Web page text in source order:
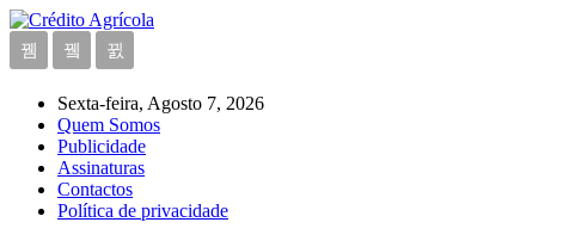
Sexta-feira, Agosto 7, 2026
Quem Somos
Publicidade
Assinaturas
Contactos
Política de privacidade